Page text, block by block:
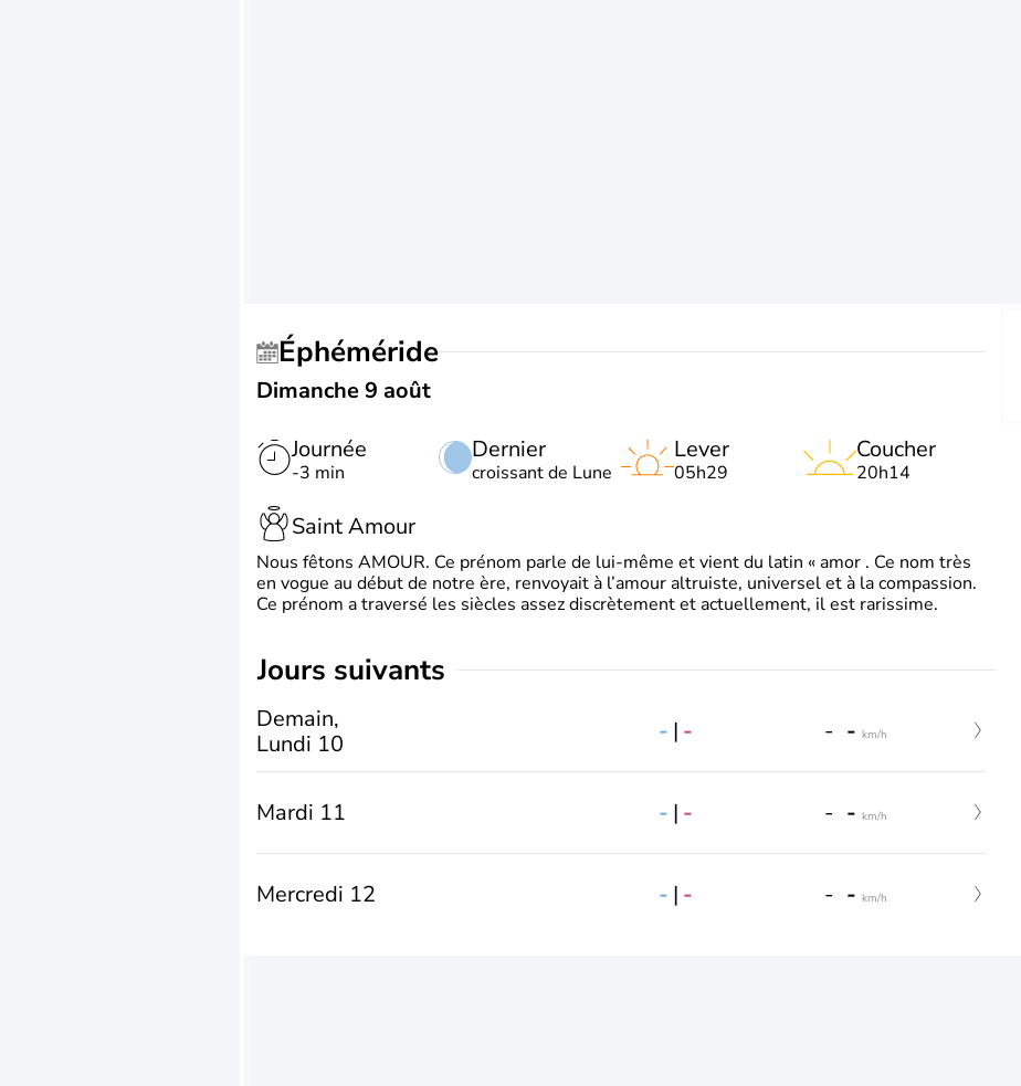
Éphéméride
Dimanche 9 août
Journée
-3 min
Dernier
croissant de Lune
Lever
05h29
Coucher
20h14
Saint Amour
Nous fêtons AMOUR. Ce prénom parle de lui-même et vient du latin « amor . Ce nom très
en vogue au début de notre ère, renvoyait à l’amour altruiste, universel et à la compassion.
Ce prénom a traversé les siècles assez discrètement et actuellement, il est rarissime.
jours suivants
Demain,
Lundi 10
- | - - - km/h
Mardi 11 - | - - - km/h
Mercredi 12 - | - - - km/h